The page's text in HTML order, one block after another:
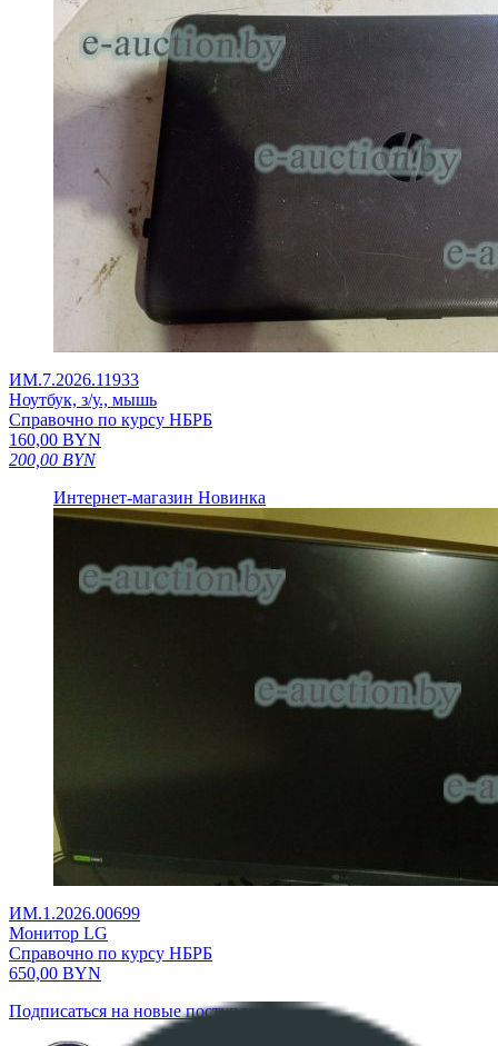
ИМ.7.2026.11933
Ноутбук, з/у., мышь
Справочно по курсу НБРБ
160,00 BYN
200,00 BYN
Интернет-магазин Новинка
ИМ.1.2026.00699
Монитор LG
Справочно по курсу НБРБ
650,00 BYN
Подписаться на новые поступления